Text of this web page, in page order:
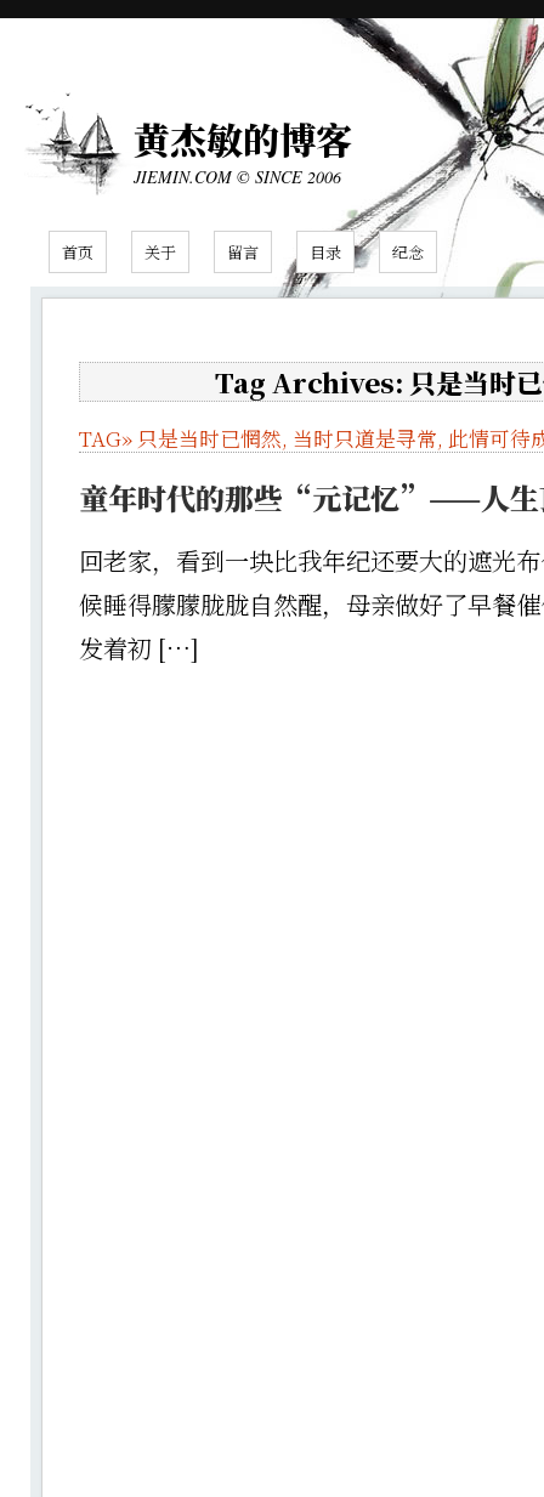
黄杰敏的博客
JIEMIN.COM © SINCE 2006
首页 关于 留言 目录 纪念
Tag Archives: 只是当时
TAG» 只是当时已惘然, 当时只道是寻常, 此情可待
童年时代的那些“元记忆”——人生
回老家，看到一块比我年纪还要大的遮光
候睡得朦朦胧胧自然醒，母亲做好了早餐
发着初 […]